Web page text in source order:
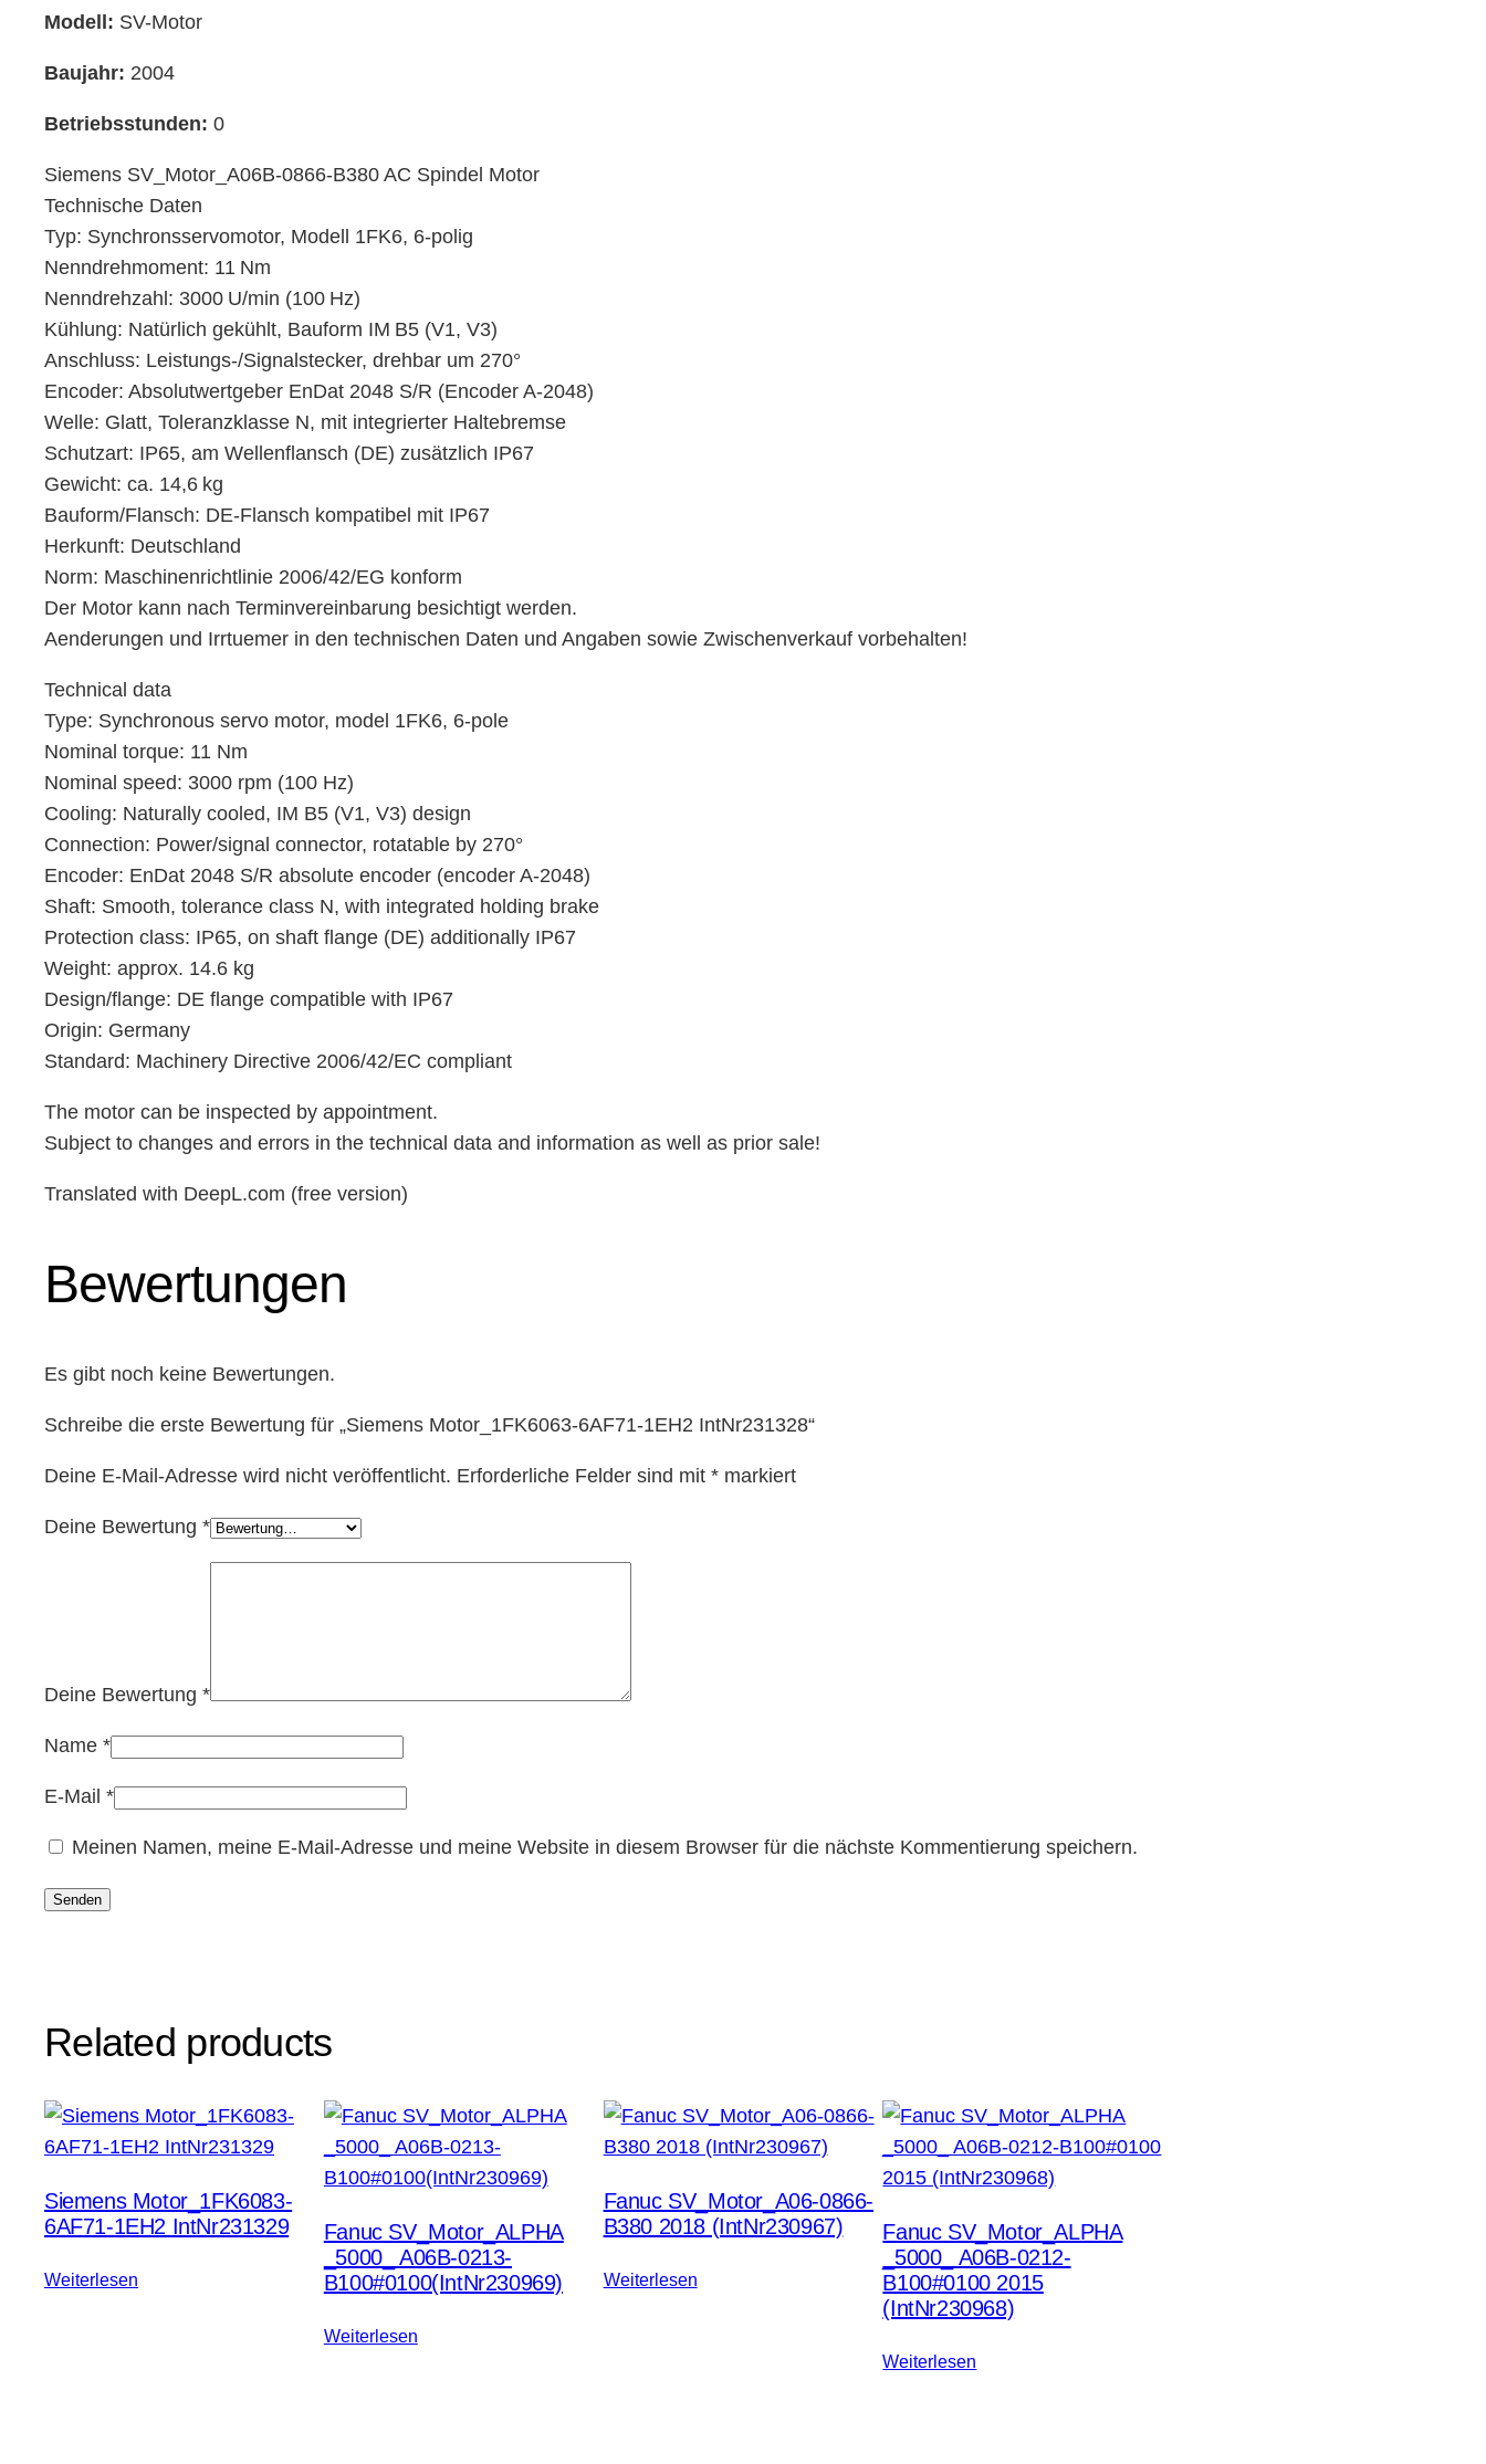
Modell: SV-Motor
Baujahr: 2004
Betriebsstunden: 0
Siemens SV_Motor_A06B-0866-B380 AC Spindel Motor
Technische Daten
Typ: Synchronsservomotor, Modell 1FK6, 6‑polig
Nenndrehmoment: 11 Nm
Nenndrehzahl: 3000 U/min (100 Hz)
Kühlung: Natürlich gekühlt, Bauform IM B5 (V1, V3)
Anschluss: Leistungs-/Signalstecker, drehbar um 270°
Encoder: Absolutwertgeber EnDat 2048 S/R (Encoder A‑2048)
Welle: Glatt, Toleranzklasse N, mit integrierter Haltebremse
Schutzart: IP65, am Wellenflansch (DE) zusätzlich IP67
Gewicht: ca. 14,6 kg
Bauform/Flansch: DE‑Flansch kompatibel mit IP67
Herkunft: Deutschland
Norm: Maschinenrichtlinie 2006/42/EG konform
Der Motor kann nach Terminvereinbarung besichtigt werden.
Aenderungen und Irrtuemer in den technischen Daten und Angaben sowie Zwischenverkauf vorbehalten!
Technical data
Type: Synchronous servo motor, model 1FK6, 6-pole
Nominal torque: 11 Nm
Nominal speed: 3000 rpm (100 Hz)
Cooling: Naturally cooled, IM B5 (V1, V3) design
Connection: Power/signal connector, rotatable by 270°
Encoder: EnDat 2048 S/R absolute encoder (encoder A-2048)
Shaft: Smooth, tolerance class N, with integrated holding brake
Protection class: IP65, on shaft flange (DE) additionally IP67
Weight: approx. 14.6 kg
Design/flange: DE flange compatible with IP67
Origin: Germany
Standard: Machinery Directive 2006/42/EC compliant
The motor can be inspected by appointment.
Subject to changes and errors in the technical data and information as well as prior sale!
Translated with DeepL.com (free version)
Bewertungen
Es gibt noch keine Bewertungen.
Schreibe die erste Bewertung für „Siemens Motor_1FK6063-6AF71-1EH2 IntNr231328“
Deine E-Mail-Adresse wird nicht veröffentlicht. Erforderliche Felder sind mit * markiert
Deine Bewertung *
Deine Bewertung *
Name *
E-Mail *
Meinen Namen, meine E-Mail-Adresse und meine Website in diesem Browser für die nächste Kommentierung speichern.
Related products
Siemens Motor_1FK6083-
6AF71-1EH2 IntNr231329
Weiterlesen
Fanuc SV_Motor_ALPHA
_5000_ A06B-0213-
B100#0100(IntNr230969)
Weiterlesen
Fanuc SV_Motor_A06-0866-
B380 2018 (IntNr230967)
Weiterlesen
Fanuc SV_Motor_ALPHA
_5000_ A06B-0212-
B100#0100 2015
(IntNr230968)
Weiterlesen